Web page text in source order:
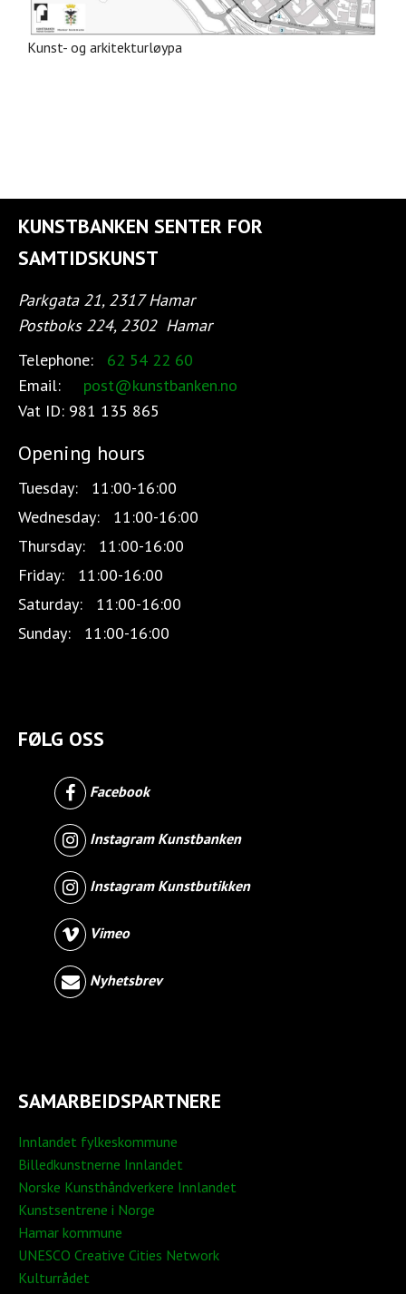
Kunst- og arkitekturløypa
KUNSTBANKEN SENTER FOR
SAMTIDSKUNST
Parkgata 21, 2317 Hamar
Postboks 224, 2302 Hamar
Telephone:
62 54 22 60
Email:
post@kunstbanken.no
Vat ID: 981 135 865
Opening hours
Tuesday:
11:00-16:00
Wednesday:
11:00-16:00
Thursday:
11:00-16:00
Friday:
11:00-16:00
Saturday:
11:00-16:00
Sunday:
11:00-16:00
FØLG OSS
Facebook
Instagram Kunstbanken
Instagram Kunstbutikken
Vimeo
Nyhetsbrev
SAMARBEIDSPARTNERE
Innlandet fylkeskommune
Billedkunstnerne Innlandet
Norske Kunsthåndverkere Innlandet
Kunstsentrene i Norge
Hamar kommune
UNESCO Creative Cities Network
Kulturrådet